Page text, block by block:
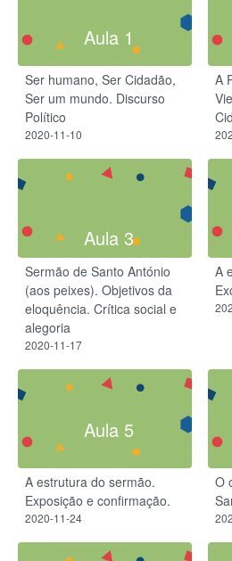
Aula 1
Ser humano, Ser Cidadão,
Ser um mundo. Discurso
Político
2020-11-10
A
Aula 3
Sermão de Santo António
(aos peixes). Objetivos da
eloquência. Crítica social e
alegoria
2020-11-17
A
Aula 5
A estrutura do sermão.
Exposição e confirmação.
2020-11-24
O